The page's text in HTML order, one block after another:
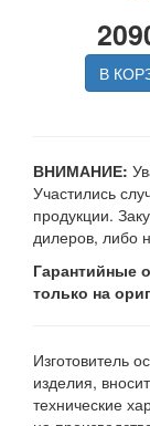
В
ВНИМАНИЕ:
Участились
продукции.
дилеров, либо
Гарантийные
только на
Изготовитель
изделия,
технические